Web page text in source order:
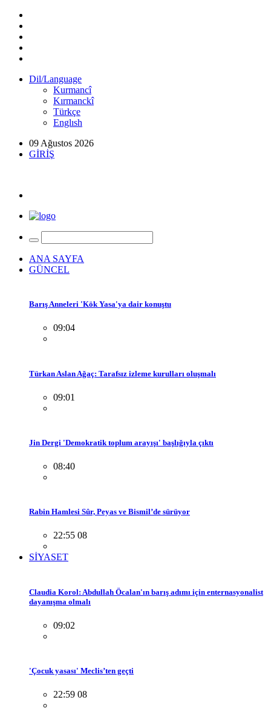
Dil/Language
Kurmancî
Kırmanckî
Türkçe
Englısh
09 Ağustos 2026
GİRİŞ
ANA SAYFA
GÜNCEL
Barış Anneleri 'Kök Yasa'ya dair konuştu
09:04
Türkan Aslan Ağaç: Tarafsız izleme kurulları oluşmalı
09:01
Jin Dergi 'Demokratik toplum arayışı' başlığıyla çıktı
08:40
Rabin Hamlesi Sûr, Peyas ve Bismil’de sürüyor
22:55 08
SİYASET
Claudia Korol: Abdullah Öcalan'ın barış adımı için enternasyonalist
dayanışma olmalı
09:02
'Çocuk yasası' Meclis’ten geçti
22:59 08